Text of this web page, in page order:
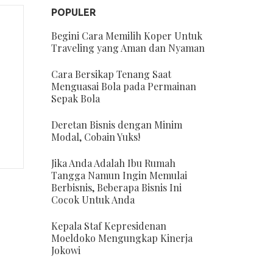
POPULER
Begini Cara Memilih Koper Untuk
Traveling yang Aman dan Nyaman
Cara Bersikap Tenang Saat
Menguasai Bola pada Permainan
Sepak Bola
Deretan Bisnis dengan Minim
Modal, Cobain Yuks!
Jika Anda Adalah Ibu Rumah
Tangga Namun Ingin Memulai
Berbisnis, Beberapa Bisnis Ini
Cocok Untuk Anda
Kepala Staf Kepresidenan
Moeldoko Mengungkap Kinerja
Jokowi